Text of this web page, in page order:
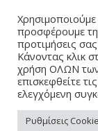
προσφέρουμε
προτιμήσεις
Κάνοντας κλικ
χρήση ΟΛΩΝ
επισκεφθείτε
ελεγχόμενη
Ρυθμίσεις